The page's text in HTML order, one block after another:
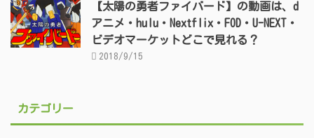
【太陽の勇者ファイバード】の動画は、d
アニメ・hulu・Nextflix・FOD・U-NEXT・
ビデオマーケットどこで見れる？
2018/9/15
カテゴリー